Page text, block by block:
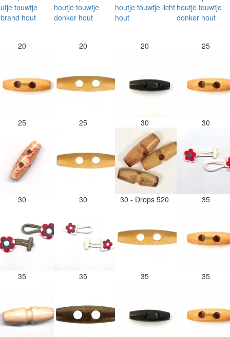
20 20 20 25
25 25 30 30
30 30 30 - Drops 520 35
35 35 35 35